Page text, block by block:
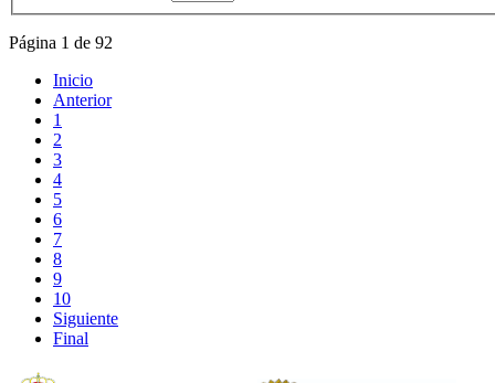
Página 1 de 92
Inicio
Anterior
1
2
3
4
5
6
7
8
9
10
Siguiente
Final